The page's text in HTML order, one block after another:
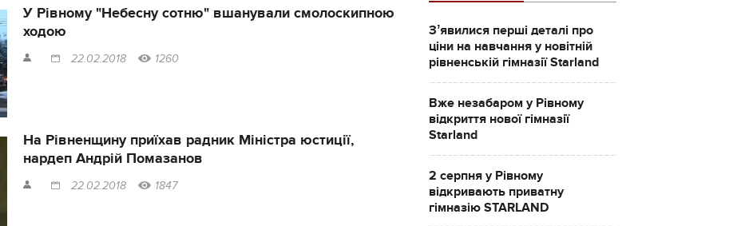
У Рівному "Небесну сотню" вшанували смолоскипною
ходою
22.02.2018 1260
На Рівненщину приїхав радник Міністра юстиції,
нардеп Андрій Помазанов
22.02.2018 1847
Зʼявилися перші деталі про
ціни на навчання у новітній
рівненській гімназії Starland
Вже незабаром у Рівному
відкриття нової гімназії
Starland
2 серпня у Рівному
відкривають приватну
гімназію STARLAND